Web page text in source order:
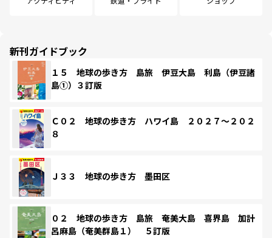
新刊ガイドブック
１５ 地球の歩き方 島旅 伊豆大島 利島（伊豆諸
島①）３訂版
Ｃ０２ 地球の歩き方 ハワイ島 ２０２７～２０２
８
Ｊ３３ 地球の歩き方 墨田区
０２ 地球の歩き方 島旅 奄美大島 喜界島 加計
呂麻島（奄美群島１） ５訂版